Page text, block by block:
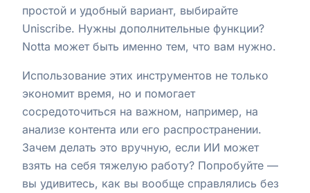
простой и удобный вариант, выбирайте
Uniscribe. Нужны дополнительные функции?
Notta может быть именно тем, что вам нужно.
Использование этих инструментов не только
экономит время, но и помогает
сосредоточиться на важном, например, на
анализе контента или его распространении.
Зачем делать это вручную, если ИИ может
взять на себя тяжелую работу? Попробуйте —
вы удивитесь, как вы вообще справлялись без